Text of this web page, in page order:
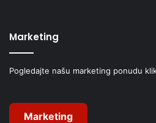
Marketing
Pogledajte našu marketing ponudu
Marketing